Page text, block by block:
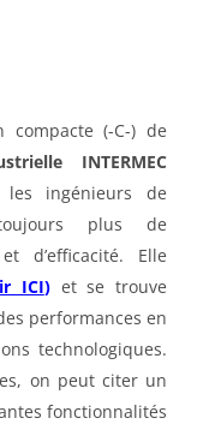
(-C-) de
INTERMEC
ingénieurs de
plus de
d’efficacité. Elle
ICI)et se trouve
performances en
technologiques.
on peut citer un
fonctionnalités